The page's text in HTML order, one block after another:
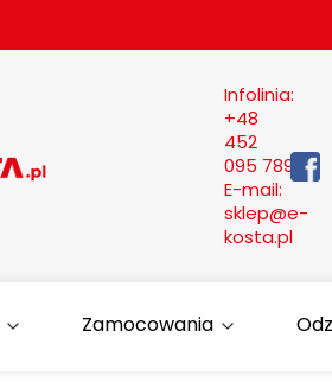
Infolinia:
+48
452
095 789
E-mail:
sklep@e-
kosta.pl
Zamocowania